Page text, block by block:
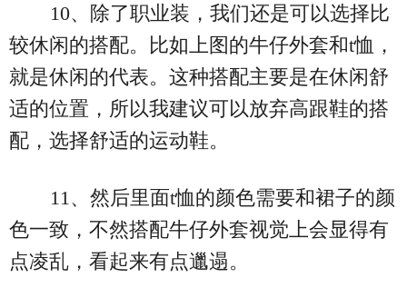
10、除了职业装，我们还是可以选择比
较休闲的搭配。比如上图的牛仔外套和t恤，
就是休闲的代表。这种搭配主要是在休闲舒
适的位置，所以我建议可以放弃高跟鞋的搭
配，选择舒适的运动鞋。
11、然后里面t恤的颜色需要和裙子的颜
色一致，不然搭配牛仔外套视觉上会显得有
点凌乱，看起来有点邋遢。